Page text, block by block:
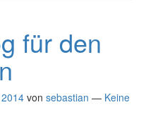
für den
von sebastian — Keine